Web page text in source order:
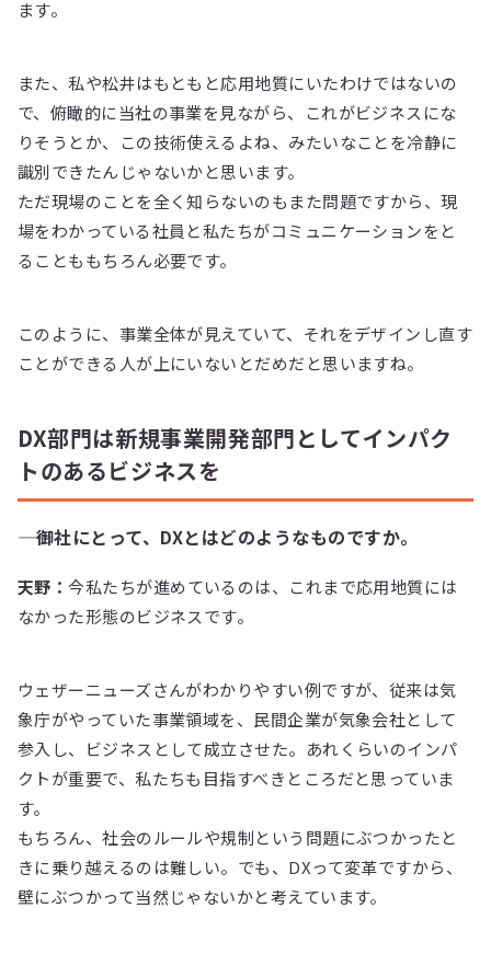
ます。
また、私や松井はもともと応用地質にいたわけではないの
で、俯瞰的に当社の事業を見ながら、これがビジネスにな
りそうとか、この技術使えるよね、みたいなことを冷静に
識別できたんじゃないかと思います。
ただ現場のことを全く知らないのもまた問題ですから、現
場をわかっている社員と私たちがコミュニケーションをと
ることももちろん必要です。
このように、事業全体が見えていて、それをデザインし直す
ことができる人が上にいないとだめだと思いますね。
DX部門は新規事業開発部門としてインパク
トのあるビジネスを
―― 御社にとって、DXとはどのようなものですか。
天野：今私たちが進めているのは、これまで応用地質には
なかった形態のビジネスです。
ウェザーニューズさんがわかりやすい例ですが、従来は気
象庁がやっていた事業領域を、民間企業が気象会社として
参入し、ビジネスとして成立させた。あれくらいのインパ
クトが重要で、私たちも目指すべきところだと思っていま
す。
もちろん、社会のルールや規制という問題にぶつかったと
きに乗り越えるのは難しい。でも、DXって変革ですから、
壁にぶつかって当然じゃないかと考えています。